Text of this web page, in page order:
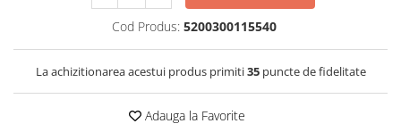
Cod Produs: 5200300115540
La achizitionarea acestui produs primiti35puncte de fidelitate
Adauga la Favorite